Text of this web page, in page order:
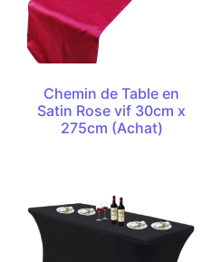
Chemin de Table en
Satin Rose vif 30cm x
275cm (Achat)